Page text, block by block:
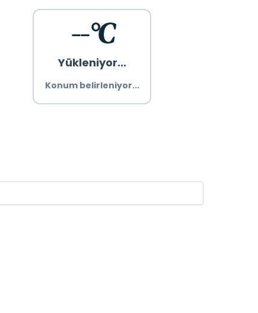
--°C
Yükleniyor...
Konum belirleniyor...